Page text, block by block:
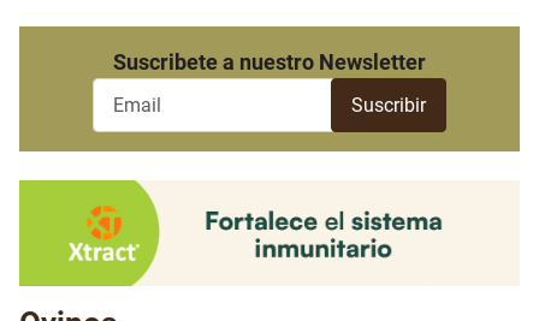
Suscribete a nuestro Newsletter